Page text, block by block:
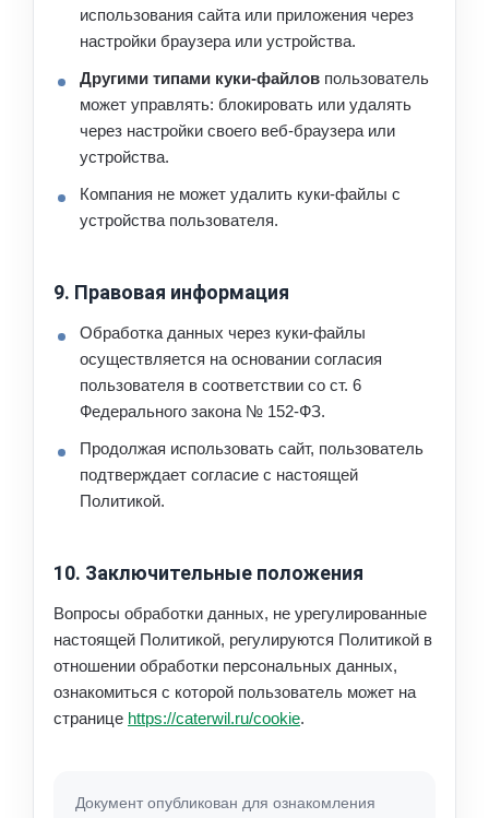
использования сайта или приложения через
настройки браузера или устройства.
Другими типами куки-файлов пользователь
может управлять: блокировать или удалять
через настройки своего веб-браузера или
устройства.
Компания не может удалить куки-файлы с
устройства пользователя.
9. Правовая информация
Обработка данных через куки-файлы
осуществляется на основании согласия
пользователя в соответствии со ст. 6
Федерального закона № 152-ФЗ.
Продолжая использовать сайт, пользователь
подтверждает согласие с настоящей
Политикой.
10. Заключительные положения
Вопросы обработки данных, не урегулированные
настоящей Политикой, регулируются Политикой в
отношении обработки персональных данных,
ознакомиться с которой пользователь может на
странице https://caterwil.ru/cookie.
Документ опубликован для ознакомления